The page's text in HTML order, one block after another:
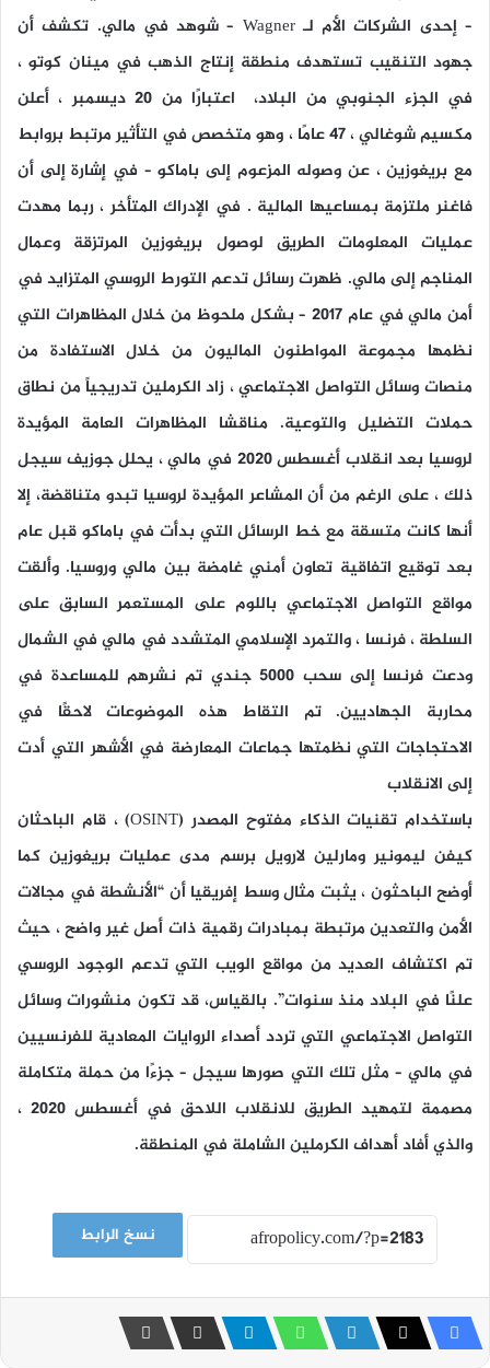
– إحدى الشركات الأم لـ Wagner – شوهد في مالي. تكشف أن
جهود التنقيب تستهدف منطقة إنتاج الذهب في مينان كوتو ،
في الجزء الجنوبي من البلاد، اعتبارًا من 20 ديسمبر ، أعلن
مكسيم شوغالي ، 47 عامًا ، وهو متخصص في التأثير مرتبط بروابط
مع بريغوزين ، عن وصوله المزعوم إلى باماكو – في إشارة إلى أن
فاغنر ملتزمة بمساعيها المالية . في الإدراك المتأخر ، ربما مهدت
عمليات المعلومات الطريق لوصول بريغوزين المرتزقة وعمال
المناجم إلى مالي. ظهرت رسائل تدعم التورط الروسي المتزايد في
أمن مالي في عام 2017 – بشكل ملحوظ من خلال المظاهرات التي
نظمها مجموعة المواطنون الماليون من خلال الاستفادة من
منصات وسائل التواصل الاجتماعي ، زاد الكرملين تدريجياً من نطاق
حملات التضليل والتوعية. مناقشا المظاهرات العامة المؤيدة
لروسيا بعد انقلاب أغسطس 2020 في مالي ، يحلل جوزيف سيجل
ذلك ، على الرغم من أن المشاعر المؤيدة لروسيا تبدو متناقضة، إلا
أنها كانت متسقة مع خط الرسائل التي بدأت في باماكو قبل عام
بعد توقيع اتفاقية تعاون أمني غامضة بين مالي وروسيا. وألقت
مواقع التواصل الاجتماعي باللوم على المستعمر السابق على
السلطة ، فرنسا ، والتمرد الإسلامي المتشدد في مالي في الشمال
ودعت فرنسا إلى سحب 5000 جندي تم نشرهم للمساعدة في
محاربة الجهاديين. تم التقاط هذه الموضوعات لاحقًا في
الاحتجاجات التي نظمتها جماعات المعارضة في الأشهر التي أدت
إلى الانقلاب
باستخدام تقنيات الذكاء مفتوح المصدر (OSINT) ، قام الباحثان
كيفن ليمونير ومارلين لارويل برسم مدى عمليات بريغوزين كما
أوضح الباحثون ، يثبت مثال وسط إفريقيا أن “الأنشطة في مجالات
الأمن والتعدين مرتبطة بمبادرات رقمية ذات أصل غير واضح ، حيث
تم اكتشاف العديد من مواقع الويب التي تدعم الوجود الروسي
علنًا في البلاد منذ سنوات”. بالقياس، قد تكون منشورات وسائل
التواصل الاجتماعي التي تردد أصداء الروايات المعادية للفرنسيين
في مالي – مثل تلك التي صورها سيجل – جزءًا من حملة متكاملة
مصممة لتمهيد الطريق للانقلاب اللاحق في أغسطس 2020 ،
والذي أفاد أهداف الكرملين الشاملة في المنطقة.
نسخ الرابط